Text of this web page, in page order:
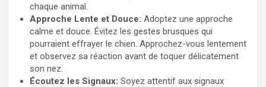
chaque animal.
Approche Lente et Douce: Adoptez une approche
calme et douce. Évitez les gestes brusques qui
pourraient effrayer le chien. Approchez-vous lentement
et observez sa réaction avant de toquer délicatement
son nez.
Écoutez les Signaux: Soyez attentif aux signaux